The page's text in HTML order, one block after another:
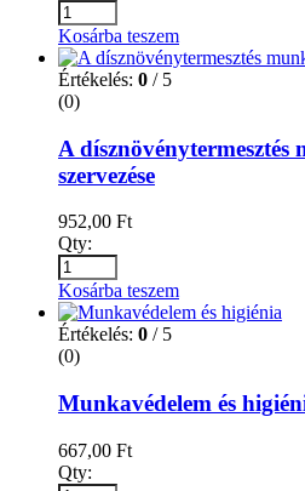
Kosárba teszem
Értékelés: 0 / 5
(0)
A
szervezése
952,00 Ft
Qty:
Kosárba teszem
Értékelés: 0 / 5
(0)
Munkavédelem és
667,00 Ft
Qty: